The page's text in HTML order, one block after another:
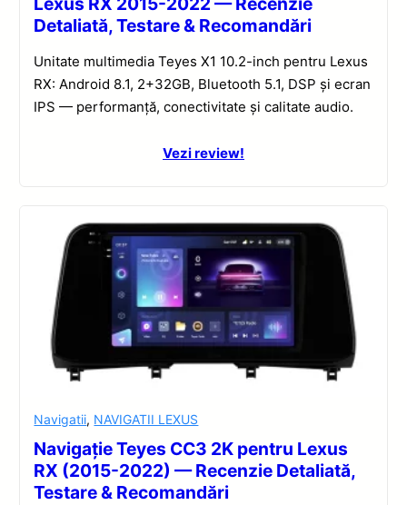
Detaliată, Testare & Recomandări
Unitate multimedia Teyes X1 10.2-inch pentru Lexus
RX: Android 8.1, 2+32GB, Bluetooth 5.1, DSP și ecran
IPS — performanță, conectivitate și calitate audio.
Vezi review!
Navigatii, NAVIGATII LEXUS
Navigație Teyes CC3 2K pentru Lexus
RX (2015-2022) — Recenzie Detaliată,
Testare & Recomandări